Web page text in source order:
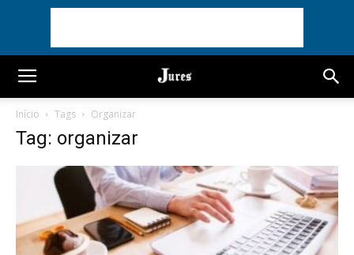
Início Tags Organizar
Tag: organizar